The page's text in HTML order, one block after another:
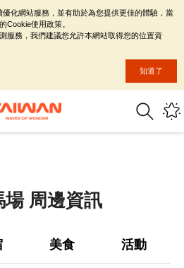
場 周邊資訊
美食 活動
化網站服務，並有助於為您提供更佳的體驗，當
Cookie使用政策。
服務，我們建議您允許本網站取得您的位置資
知道了